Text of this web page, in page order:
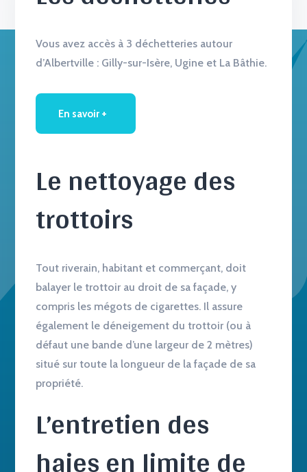
Vous avez accès à 3 déchetteries autour
d’Albertville : Gilly-sur-Isère, Ugine et La Bâthie.
En savoir +
Le nettoyage des
trottoirs
Tout riverain, habitant et commerçant, doit
balayer le trottoir au droit de sa façade, y
compris les mégots de cigarettes. Il assure
également le déneigement du trottoir (ou à
défaut une bande d’une largeur de 2 mètres)
situé sur toute la longueur de la façade de sa
propriété.
L’entretien des